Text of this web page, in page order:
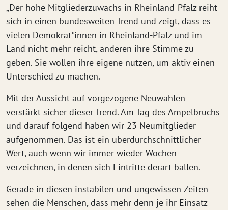
„Der hohe Mitgliederzuwachs in Rheinland-Pfalz reiht
sich in einen bundesweiten Trend und zeigt, dass es
vielen Demokrat*innen in Rheinland-Pfalz und im
Land nicht mehr reicht, anderen ihre Stimme zu
geben. Sie wollen ihre eigene nutzen, um aktiv einen
Unterschied zu machen.
Mit der Aussicht auf vorgezogene Neuwahlen
verstärkt sicher dieser Trend. Am Tag des Ampelbruchs
und darauf folgend haben wir 23 Neumitglieder
aufgenommen. Das ist ein überdurchschnittlicher
Wert, auch wenn wir immer wieder Wochen
verzeichnen, in denen sich Eintritte derart ballen.
Gerade in diesen instabilen und ungewissen Zeiten
sehen die Menschen, dass mehr denn je ihr Einsatz